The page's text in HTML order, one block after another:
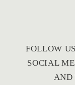
Vielen
kann den
FOLLOW
SOCIAL
AND